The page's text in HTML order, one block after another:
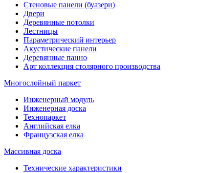
Стеновые панели (буазери)
Двери
Деревянные потолки
Лестницы
Параметрический интерьер
Акустические панели
Деревянные панно
Арт коллекция столярного производства
Многослойный паркет
Инженерный модуль
Инженерная доска
Технопаркет
Английская елка
Французская елка
Массивная доска
Технические характеристики